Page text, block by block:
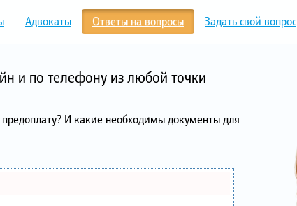
Адвокаты Ответы на вопросы Задать свой вопрос
и по телефону из любой точки
предоплату? И какие необходимы документы для